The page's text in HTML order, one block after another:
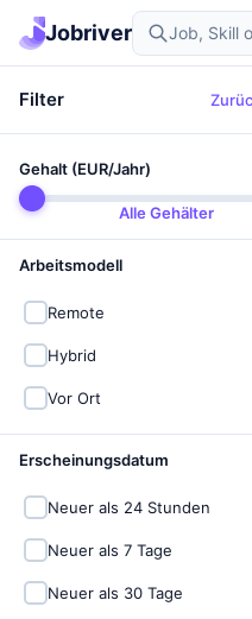
Jobriver
Filter
Gehalt (EUR/Jahr)
Alle Gehälter
Arbeitsmodell
Remote
Hybrid
Vor Ort
Erscheinungsdatum
Neuer als 24 Stunden
Neuer als 7 Tage
Neuer als 30 Tage